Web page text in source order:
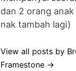
dan 2 orang
nak tambah lagi)
View all posts by
Framestone →